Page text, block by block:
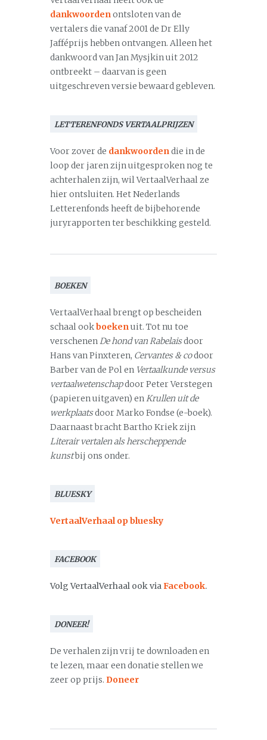
dankwoordenontsloten van de
vertalers die vanaf 2001 de Dr Elly
Jafféprijs hebben ontvangen. Alleen het
dankwoord van Jan Mysjkin uit 2012
ontbreekt – daarvan is geen
uitgeschreven versie bewaard gebleven.
LETTERENFONDS VERTAALPRIJZEN
Voor zover de dankwoordendie in de
loop der jaren zijn uitgesproken nog te
achterhalen zijn, wil VertaalVerhaal ze
hier ontsluiten. Het Nederlands
Letterenfonds heeft de bijbehorende
juryrapporten ter beschikking gesteld.
BOEKEN
VertaalVerhaal brengt op bescheiden
schaal ookboekenuit. Tot nu toe
verschenenDe hond van Rabelaisdoor
Hans van Pinxteren, Cervantes & codoor
Barber van de Pol en Vertaalkunde versus
vertaalwetenschapdoor Peter Verstegen
(papieren uitgaven) enKrullen uit de
werkplaatsdoor Marko Fondse (e-boek).
Daarnaast bracht Bartho Kriek zijn
Literair vertalen als herscheppende
kunstbij ons onder.
BLUESKY
VertaalVerhaal op bluesky
FACEBOOK
Volg VertaalVerhaal ook viaFacebook.
DONEER!
De verhalen zijn vrij te downloaden en
te lezen, maar een donatie stellen we
zeer op prijs. Doneer